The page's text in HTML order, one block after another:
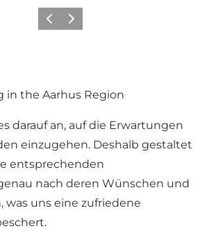
Vorherige Folie
Nächste Folie
in the Aarhus Region
darauf an, auf die Erwartungen
einzugehen. Deshalb gestaltet
entsprechenden
nach deren Wünschen und
was uns eine zufriedene